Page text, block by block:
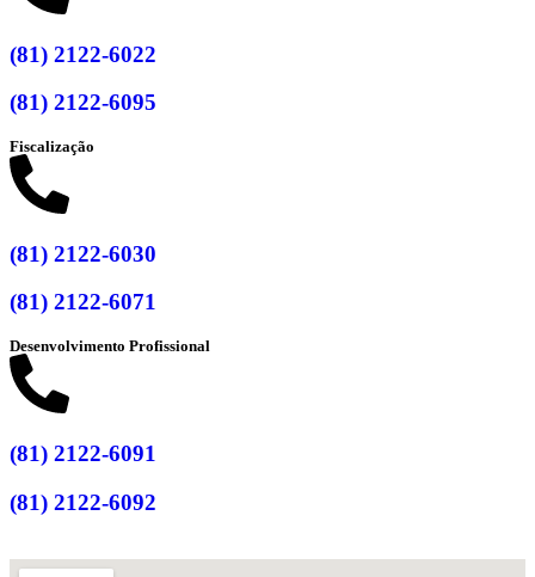
(81) 2122-6022
(81) 2122-6095
Fiscalização
(81) 2122-6030
(81) 2122-6071
Desenvolvimento Profissional
(81) 2122-6091
(81) 2122-6092